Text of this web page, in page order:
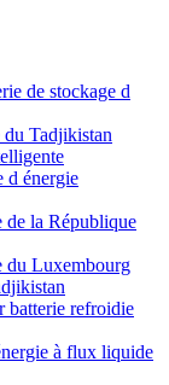
de stockage d
du Tadjikistan
d énergie
de la République
du Luxembourg
batterie refroidie
à flux liquide